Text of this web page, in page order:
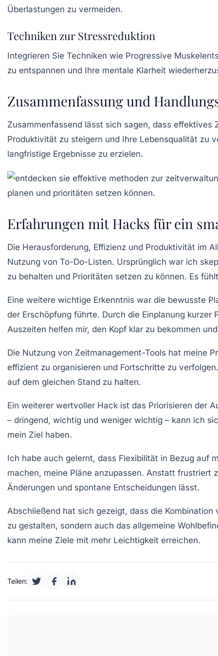
Überlastungen zu vermeiden.
Techniken zur Stressreduktion
Integrieren Sie Techniken wie Progressive
zu entspannen und Ihre mentale Klarheit
Zusammenfassung und
Zusammenfassend lässt sich sagen, dass
Produktivität zu steigern und Ihre Lebensqualität zu
langfristige Ergebnisse zu erzielen.
Erfahrungen mit Hacks für ein
Die Herausforderung, Effizienz und Produktivität im
Nutzung von To-Do-Listen. Ursprünglich war ich
zu behalten und Prioritäten setzen zu können. Es
Eine weitere wichtige Erkenntnis war die bewusste
der Erschöpfung führte. Durch die Einplanung kurzer
Auszeiten helfen mir, den Kopf klar zu bekommen
Die Nutzung von Zeitmanagement-Tools hat meine
effizient zu organisieren und Fortschritte zu
auf dem gleichen Stand zu halten.
Ein weiterer wertvoller Hack ist das Priorisieren der
– dringend, wichtig und weniger wichtig – kann ich
mein Ziel haben.
Ich habe auch gelernt, dass Flexibilität in Bezug auf
machen, meine Pläne anzupassen. Anstatt frustriert
Änderungen und spontane Entscheidungen lässt.
Abschließend hat sich gezeigt, dass die
zu gestalten, sondern auch das allgemeine
kann meine Ziele mit mehr Leichtigkeit erreichen.
Teilen: